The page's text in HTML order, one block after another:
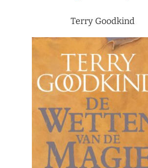
Terry Goodkind